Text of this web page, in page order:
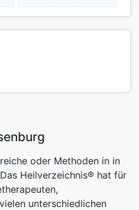
oder Methoden in in
Heilverzeichnis® hat für
unterschiedlichen